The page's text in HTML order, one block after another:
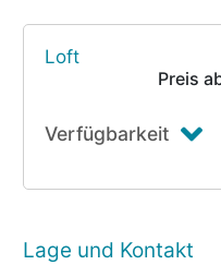
Loft
Preis
Verfügbarkeit
Lage und Kontakt